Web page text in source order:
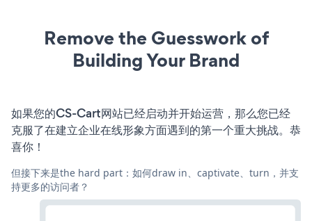
Remove the Guesswork of
Building Your Brand
如果您的CS-Cart网站已经启动并开始运营，那么您已经
克服了在建立企业在线形象方面遇到的第一个重大挑战。恭
喜你！
但接下来是the hard part：如何draw in、captivate、turn，并支
持更多的访问者？